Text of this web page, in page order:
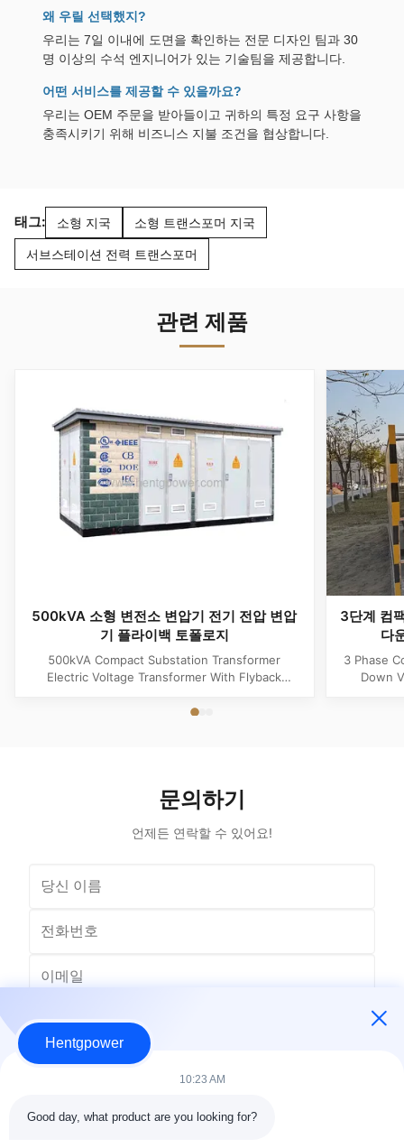
왜 우릴 선택했지?
우리는 7일 이내에 도면을 확인하는 전문 디자인 팀과 30
명 이상의 수석 엔지니어가 있는 기술팀을 제공합니다.
어떤 서비스를 제공할 수 있을까요?
우리는 OEM 주문을 받아들이고 귀하의 특정 요구 사항을
충족시키기 위해 비즈니스 지불 조건을 협상합니다.
태그: 소형 지국 소형 트랜스포머 지국
서브스테이션 전력 트랜스포머
관련 제품
500kVA 소형 변전소 변압기 전기 전압 변압
기 플라이백 토폴로지
500kVA Compact Substation Transformer
Electric Voltage Transformer With Flyback
Type power transformer, distribution
3단계 컴
다
3 Phase
Down
문의하기
언제든 연락할 수 있어요!
Hentgpower
10:23 AM
Good day, what product are you looking for?